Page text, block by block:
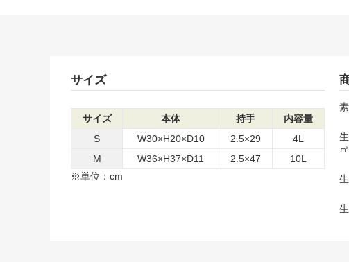
サイズ
サイズ 本体 持手
内容量
S
W30×H20×D10 2.5×29
4L
M
W36×H37×D11 2.5×47
10L
※単位：cm